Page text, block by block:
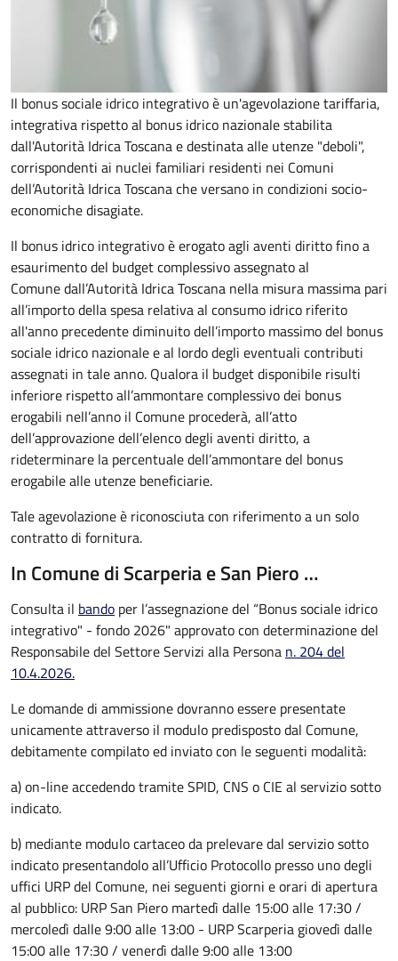
Il bonus sociale idrico integrativo è un'agevolazione tariffaria,
integrativa rispetto al bonus idrico nazionale stabilita
dall'Autorità Idrica Toscana e destinata alle utenze "deboli",
corrispondenti ai nuclei familiari residenti nei Comuni
dell’Autorità Idrica Toscana che versano in condizioni socio-
economiche disagiate.
Il bonus idrico integrativo è erogato agli aventi diritto fino a
esaurimento del budget complessivo assegnato al
Comune dall’Autorità Idrica Toscana nella misura massima pari
all’importo della spesa relativa al consumo idrico riferito
all'anno precedente diminuito dell’importo massimo del bonus
sociale idrico nazionale e al lordo degli eventuali contributi
assegnati in tale anno. Qualora il budget disponibile risulti
inferiore rispetto all’ammontare complessivo dei bonus
erogabili nell’anno il Comune procederà, all’atto
dell’approvazione dell’elenco degli aventi diritto, a
rideterminare la percentuale dell’ammontare del bonus
erogabile alle utenze beneficiarie.
Tale agevolazione è riconosciuta con riferimento a un solo
contratto di fornitura.
In Comune di Scarperia e San Piero …
Consulta il bando per l’assegnazione del “Bonus sociale idrico
integrativo" - fondo 2026" approvato con determinazione del
Responsabile del Settore Servizi alla Persona n. 204 del
10.4.2026.
Le domande di ammissione dovranno essere presentate
unicamente attraverso il modulo predisposto dal Comune,
debitamente compilato ed inviato con le seguenti modalità:
a) on-line accedendo tramite SPID, CNS o CIE al servizio sotto
indicato.
b) mediante modulo cartaceo da prelevare dal servizio sotto
indicato presentandolo all’Ufficio Protocollo presso uno degli
uffici URP del Comune, nei seguenti giorni e orari di apertura
al pubblico: URP San Piero martedì dalle 15:00 alle 17:30 /
mercoledì dalle 9:00 alle 13:00 - URP Scarperia giovedì dalle
15:00 alle 17:30 / venerdì dalle 9:00 alle 13:00